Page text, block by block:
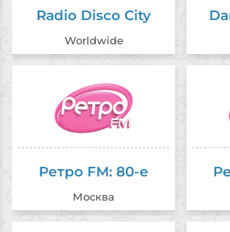
Radio Disco City
Worldwide
Ретро FM: 80-е
Москва